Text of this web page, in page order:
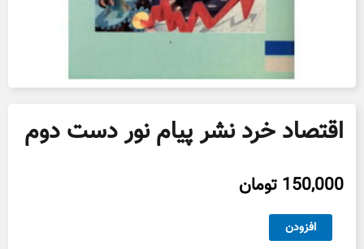
اقتصاد خرد نشر پیام نور دست دوم
150,000 تومان
اقتصاد
خرد
افزودن